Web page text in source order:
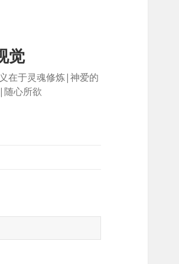
觉
在于灵魂修炼|神爱的
心所欲